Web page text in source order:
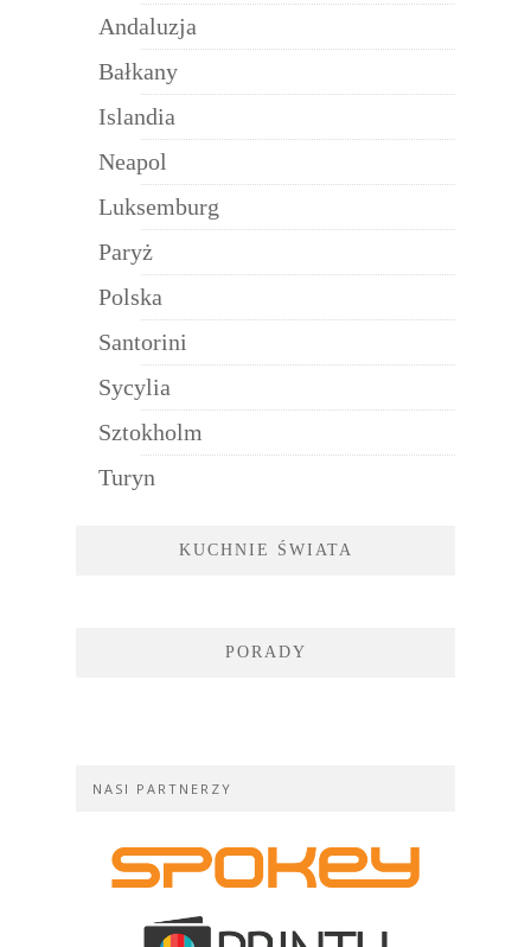
Andaluzja
Bałkany
Islandia
Neapol
Luksemburg
Paryż
Polska
Santorini
Sycylia
Sztokholm
Turyn
KUCHNIE ŚWIATA
PORADY
NASI PARTNERZY